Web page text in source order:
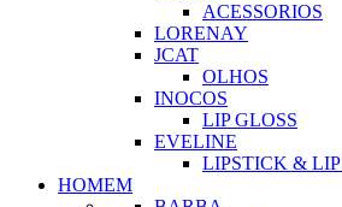
ACESSORIOS
LORENAY
JCAT
OLHOS
INOCOS
LIP GLOSS
EVELINE
LIPSTICK &
HOMEM